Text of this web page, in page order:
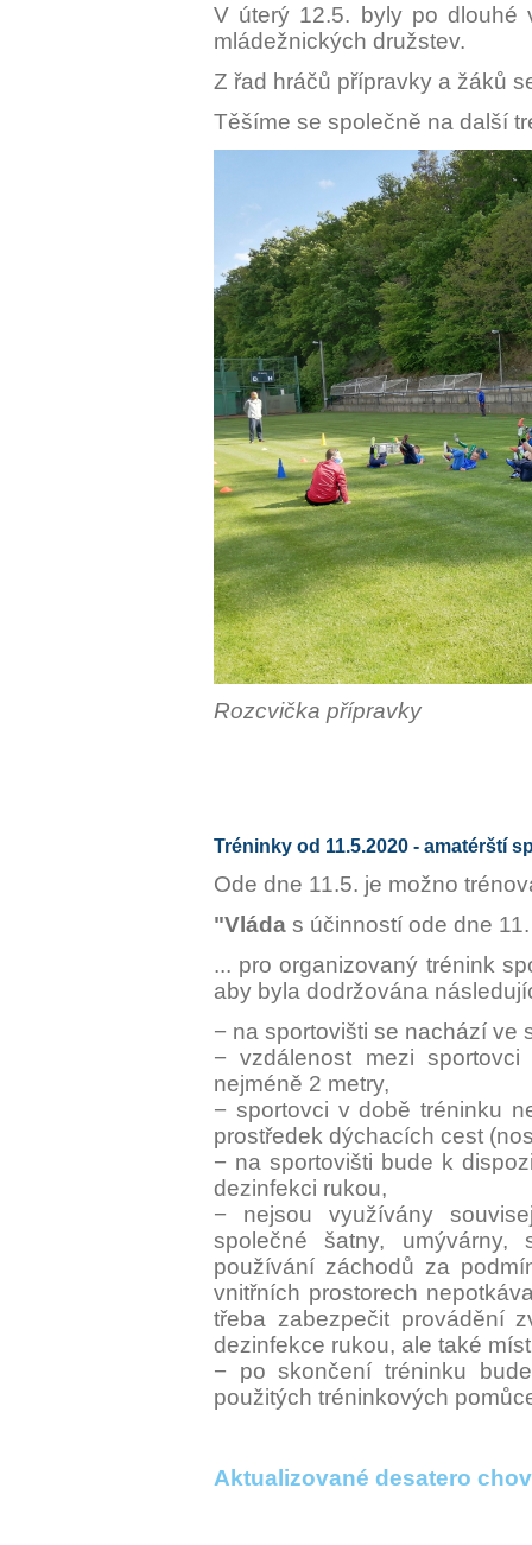
V úterý 12.5. byly po dlouhé
mládežnických družstev.
Z řad hráčů přípravky a žáků
Těšíme se společně na další
Rozcvička přípravky
Tréninky od 11.5.2020 - amatérští
Ode dne 11.5. je možno
"Vláda s účinností ode dne
... pro organizovaný trénink
aby byla dodržována
− na sportovišti se nachází ve
− vzdálenost mezi
nejméně 2 metry,
− sportovci v době tréninku
prostředek dýchacích cest
− na sportovišti bude k
dezinfekci rukou,
− nejsou využívány
společné šatny,
používání záchodů za
vnitřních prostorech
třeba zabezpečit provádění
dezinfekce rukou, ale také
− po skončení tréninku
použitých tréninkových
Aktualizované desatero